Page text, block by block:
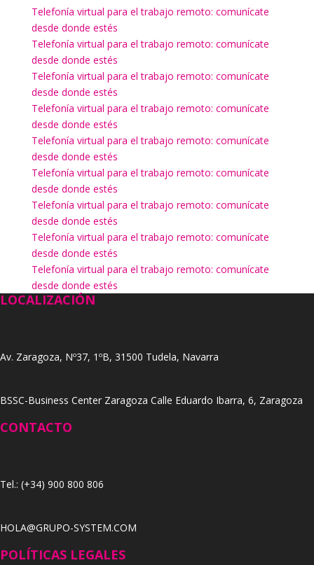
Telefonía virtual para el trabajo remoto: comunícate
desde donde estés
Telefonía virtual para el trabajo remoto: comunícate
desde donde estés
Telefonía virtual para el trabajo remoto: comunícate
desde donde estés
Telefonía virtual para el trabajo remoto: comunícate
desde donde estés
Telefonía virtual para el trabajo remoto: comunícate
desde donde estés
Telefonía virtual para el trabajo remoto: comunícate
desde donde estés
Telefonía virtual para el trabajo remoto: comunícate
desde donde estés
Telefonía virtual para el trabajo remoto: comunícate
desde donde estés
Telefonía virtual para el trabajo remoto: comunícate
desde donde estés
LOCALIZACIÓN
Av. Zaragoza, Nº37, 1ºB, 31500 Tudela, Navarra
BSSC-Business Center Zaragoza Calle Eduardo Ibarra, 6, Zaragoza
CONTACTO
Tel.: (+34) 900 800 806
HOLA@GRUPO-SYSTEM.COM
POLÍTICAS LEGALES